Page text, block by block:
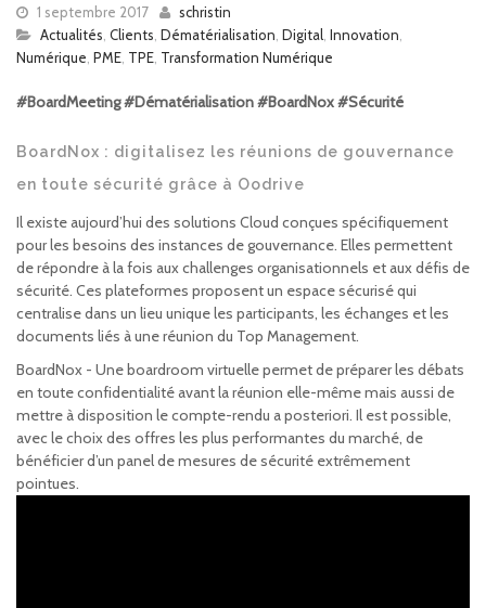
1 septembre 2017
schristin
Actualités Clients Dématérialisation Digital Innovation
Numérique PME TPE Transformation Numérique
#BoardMeeting #Dématérialisation #BoardNox #Sécurité
BoardNox : digitalisez les réunions de gouvernance
en toute sécurité grâce à Oodrive
Il existe aujourd’hui des solutions Cloud conçues spécifiquement
pour les besoins des instances de gouvernance. Elles permettent
de répondre à la fois aux challenges organisationnels et aux défis de
sécurité. Ces plateformes proposent un espace sécurisé qui
centralise dans un lieu unique les participants, les échanges et les
documents liés à une réunion du Top Management.
BoardNox - Une boardroom virtuelle permet de préparer les débats
en toute confidentialité avant la réunion elle-même mais aussi de
mettre à disposition le compte-rendu a posteriori. Il est possible,
avec le choix des offres les plus performantes du marché, de
bénéficier d’un panel de mesures de sécurité extrêmement
pointues.